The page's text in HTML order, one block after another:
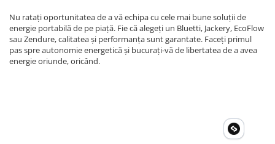
Nu ratați oportunitatea de a vă echipa cu cele mai bune soluții de
energie portabilă de pe piață. Fie că alegeți un Bluetti, Jackery, EcoFlow
sau Zendure, calitatea și performanța sunt garantate. Faceți primul
pas spre autonomie energetică și bucurați-vă de libertatea de a avea
energie oriunde, oricând.